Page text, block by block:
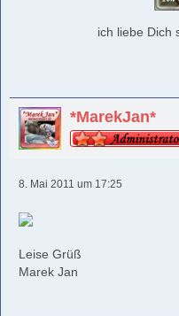
ich liebe Dich
*MarekJan*
8. Mai 2011 um 17:25
Leise Grüß
Marek Jan